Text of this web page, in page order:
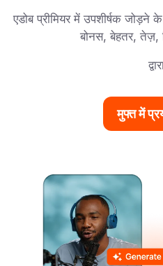
एडोब प्रीमियर में उपशीर्षक जोड़ने
बोनस, बेहतर, तेज़,
मुफ्त में